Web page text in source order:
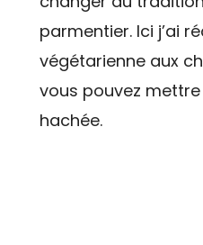
parmentier. Ici j’ai
végétarienne aux
vous pouvez
hachée.